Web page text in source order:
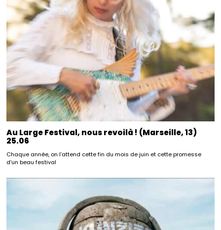
Au Large Festival, nous revoilà ! (Marseille, 13)
25.06
Chaque année, on l’attend cette fin du mois de juin et cette promesse
d’un beau festival